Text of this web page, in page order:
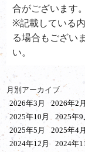
合がございます。
※記載している
る場合もござい
い。
月別アーカイブ
2026年3月
2026年2月
2025年10月
2025年9
2025年5月
2025年4月
2024年12月
2024年